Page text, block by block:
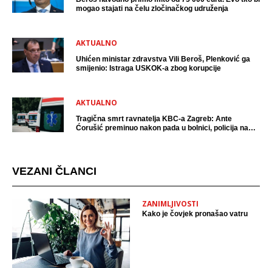
mogao stajati na čelu zločinačkog udruženja
AKTUALNO
Uhićen ministar zdravstva Vili Beroš, Plenković ga
smijenio: Istraga USKOK-a zbog korupcije
AKTUALNO
Tragična smrt ravnatelja KBC-a Zagreb: Ante
Ćorušić preminuo nakon pada u bolnici, policija na
VEZANI ČLANCI
ZANIMLJIVOSTI
Kako je čovjek pronašao vatru